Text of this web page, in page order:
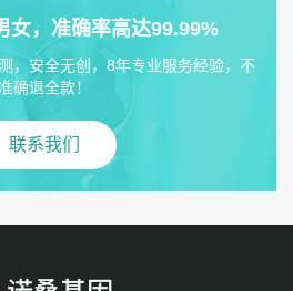
女，准确率高达99.99%
，安全无创，8年专业服务经验，不
准确退全款！
联系我们